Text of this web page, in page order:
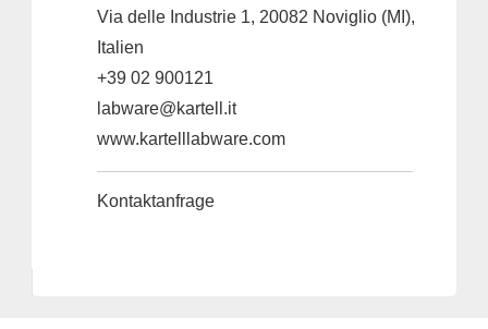
Via delle Industrie 1, 20082 Noviglio (MI),
Italien
+39 02 900121
labware@kartell.it
www.kartelllabware.com
Kontaktanfrage